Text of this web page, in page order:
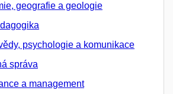
geografie a geologie
psychologie a komunikace
správa
a management